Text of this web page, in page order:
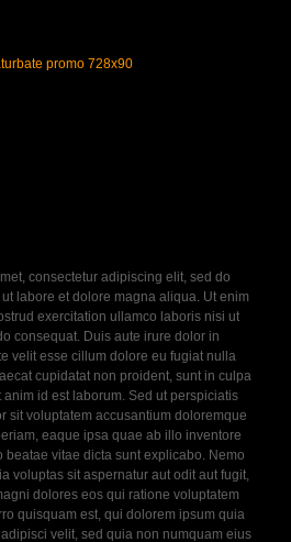
consectetur adipiscing elit, sed do
labore et dolore magna aliqua. Ut enim
exercitation ullamco laboris nisi ut
consequat. Duis aute irure dolor in
velit esse cillum dolore eu fugiat nulla
cupidatat non proident, sunt in culpa
id est laborum. Sed ut perspiciatis
sit voluptatem accusantium doloremque
eaque ipsa quae ab illo inventore
beatae vitae dicta sunt explicabo. Nemo
voluptas sit aspernatur aut odit aut fugit,
dolores eos qui ratione voluptatem
quisquam est, qui dolorem ipsum quia
velit, sed quia non numquam eius